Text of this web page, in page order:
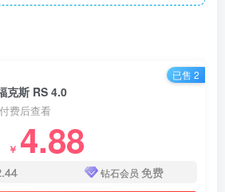
克斯 RS 4.0
费后查看
￥ 4.88
钻石会员 免费
已售 2